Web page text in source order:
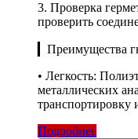
3. Проверка
проверить
▎Преимущества
• Легкость:
металлических
транспортировку
Подробнее